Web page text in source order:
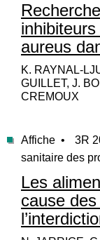
aureus
K. RAYNAL-
GUILLET, J.
CREMOUX
Affiche •
3R
sanitaire des
Les
cause